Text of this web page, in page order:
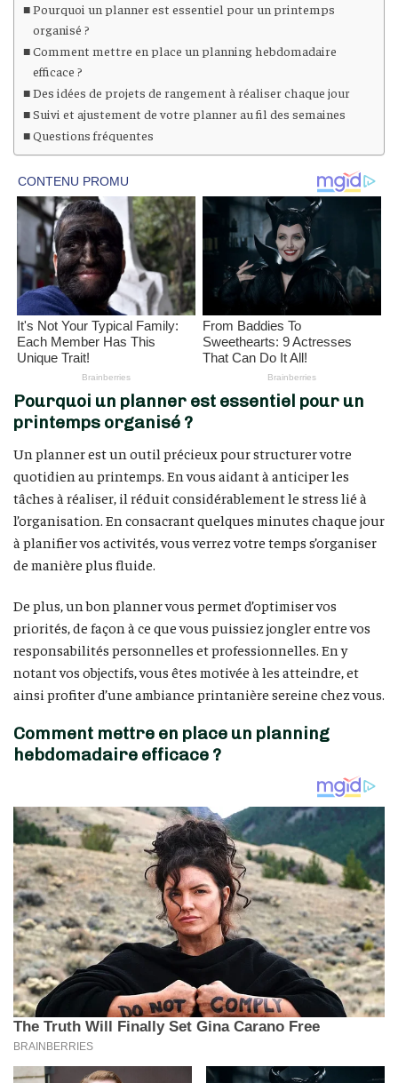
Pourquoi un planner est essentiel pour un printemps
organisé ?
Comment mettre en place un planning hebdomadaire
efficace ?
Des idées de projets de rangement à réaliser chaque jour
Suivi et ajustement de votre planner au fil des semaines
Questions fréquentes
Pourquoi un planner est essentiel pour un
printemps organisé ?
Un planner est un outil précieux pour structurer votre
quotidien au printemps. En vous aidant à anticiper les
tâches à réaliser, il réduit considérablement le stress lié à
l’organisation. En consacrant quelques minutes chaque jour
à planifier vos activités, vous verrez votre temps s’organiser
de manière plus fluide.
De plus, un bon planner vous permet d’optimiser vos
priorités, de façon à ce que vous puissiez jongler entre vos
responsabilités personnelles et professionnelles. En y
notant vos objectifs, vous êtes motivée à les atteindre, et
ainsi profiter d’une ambiance printanière sereine chez vous.
Comment mettre en place un planning
hebdomadaire efficace ?